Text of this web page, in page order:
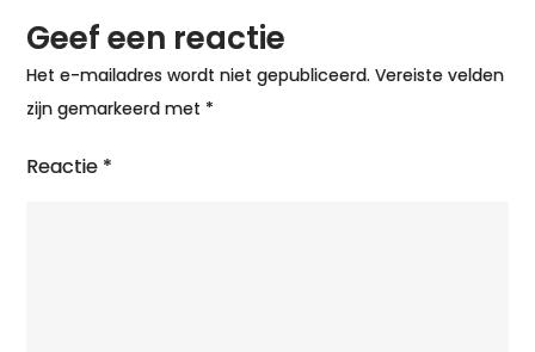
Geef een reactie
Het e-mailadres wordt niet gepubliceerd. Vereiste velden
zijn gemarkeerd met *
Reactie *